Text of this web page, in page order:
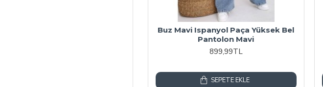
Buz Mavi Ispanyol Paça Yüksek Bel
Pantolon Mavi
899,99TL
SEPETE EKLE